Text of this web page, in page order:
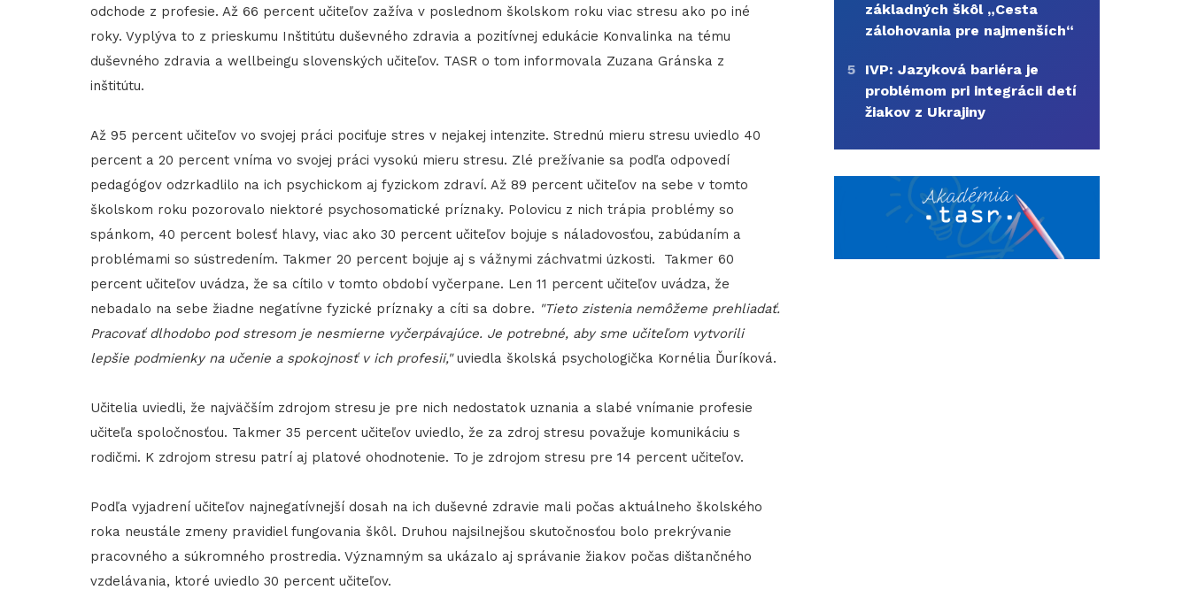
odchode z profesie. Až 66 percent učiteľov zažíva v poslednom školskom roku viac stresu ako po iné
roky. Vyplýva to z prieskumu Inštitútu duševného zdravia a pozitívnej edukácie Konvalinka na tému
duševného zdravia a wellbeingu slovenských učiteľov. TASR o tom informovala Zuzana Gránska z
inštitútu.
Až 95 percent učiteľov vo svojej práci pociťuje stres v nejakej intenzite. Strednú mieru stresu uviedlo 40
percent a 20 percent vníma vo svojej práci vysokú mieru stresu. Zlé prežívanie sa podľa odpovedí
pedagógov odzrkadlilo na ich psychickom aj fyzickom zdraví. Až 89 percent učiteľov na sebe v tomto
školskom roku pozorovalo niektoré psychosomatické príznaky. Polovicu z nich trápia problémy so
spánkom, 40 percent bolesť hlavy, viac ako 30 percent učiteľov bojuje s náladovosťou, zabúdaním a
problémami so sústredením. Takmer 20 percent bojuje aj s vážnymi záchvatmi úzkosti. Takmer 60
percent učiteľov uvádza, že sa cítilo v tomto období vyčerpane. Len 11 percent učiteľov uvádza, že
nebadalo na sebe žiadne negatívne fyzické príznaky a cíti sa dobre. "Tieto zistenia nemôžeme prehliadať.
Pracovať dlhodobo pod stresom je nesmierne vyčerpávajúce. Je potrebné, aby sme učiteľom vytvorili
lepšie podmienky na učenie a spokojnosť v ich profesii,"uviedla školská psychologička Kornélia Ďuríková.
Učitelia uviedli, že najväčším zdrojom stresu je pre nich nedostatok uznania a slabé vnímanie profesie
učiteľa spoločnosťou. Takmer 35 percent učiteľov uviedlo, že za zdroj stresu považuje komunikáciu s
rodičmi. K zdrojom stresu patrí aj platové ohodnotenie. To je zdrojom stresu pre 14 percent učiteľov.
Podľa vyjadrení učiteľov najnegatívnejší dosah na ich duševné zdravie mali počas aktuálneho školského
roka neustále zmeny pravidiel fungovania škôl. Druhou najsilnejšou skutočnosťou bolo prekrývanie
pracovného a súkromného prostredia. Významným sa ukázalo aj správanie žiakov počas dištančného
vzdelávania, ktoré uviedlo 30 percent učiteľov.
základných škôl „Cesta
zálohovania pre najmenších“
5
IVP: Jazyková bariéra je
problémom pri integrácii detí
žiakov z Ukrajiny